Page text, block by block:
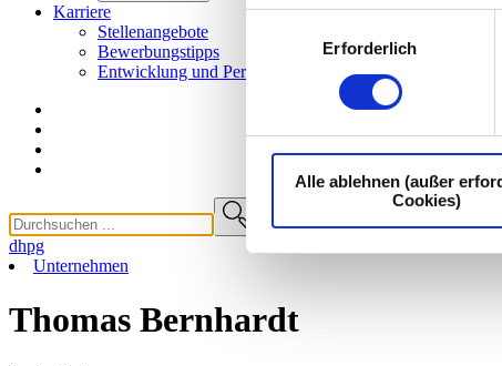
Erforderlich
Alle ablehnen (außer
Cookies)
Karriere
Stellenangebote
Bewerbungstipps
Entwicklung und Perspektiven
dhpg
Unternehmen
Thomas Bernhardt